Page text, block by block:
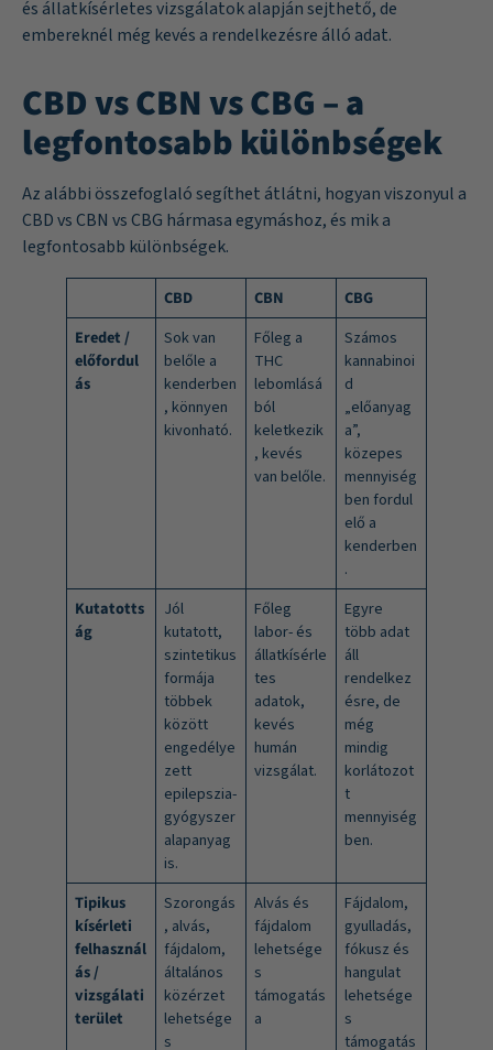
és állatkísérletes vizsgálatok alapján sejthető, de
embereknél még kevés a rendelkezésre álló adat.
CBD vs CBN vs CBG – a
legfontosabb különbségek
Az alábbi összefoglaló segíthet átlátni, hogyan viszonyul a
CBD vs CBN vs CBG hármasa egymáshoz, és mik a
legfontosabb különbségek.
CBD CBN
CBG
Eredet /
előfordul
ás
Sok van
belőle a
kenderben
, könnyen
kivonható.
Főleg a
THC
lebomlásá
ból
keletkezik
, kevés
van belőle.
Számos
kannabinoi
d
„előanyag
a”,
közepes
mennyiség
ben fordul
elő a
kenderben
.
Kutatotts
ág
Jól
kutatott,
szintetikus
formája
többek
között
engedélye
zett
epilepszia-
gyógyszer
alapanyag
is.
Főleg
labor- és
állatkísérle
tes
adatok,
kevés
humán
vizsgálat.
Egyre
több adat
áll
rendelkez
ésre, de
még
mindig
korlátozot
t
mennyiség
ben.
Tipikus
kísérleti
felhasznál
ás /
vizsgálati
terület
Szorongás
, alvás,
fájdalom,
általános
közérzet
lehetsége
s
Alvás és
fájdalom
lehetsége
s
támogatás
a
Fájdalom,
gyulladás,
fókusz és
hangulat
lehetsége
s
támogatás